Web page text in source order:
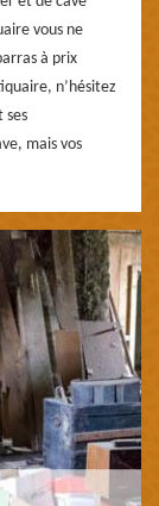
vous ne
à prix
n’hésitez
ses
mais vos